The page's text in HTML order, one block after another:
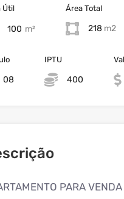
Útil
100 m²
Área Total
218
08
IPTU
400
PARA